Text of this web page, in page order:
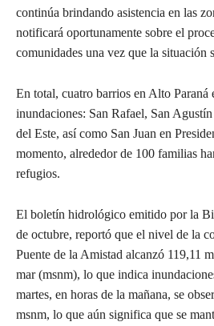
continúa brindando asistencia en las
notificará oportunamente sobre el
comunidades una vez que la situación
En total, cuatro barrios en Alto Paraná
inundaciones: San Rafael, San
del Este, así como San Juan en
momento, alrededor de 100 familias
refugios.
El boletín hidrológico emitido por la
de octubre, reportó que el nivel de la
Puente de la Amistad alcanzó 119,11
mar (msnm), lo que indica
martes, en horas de la mañana, se
msnm, lo que aún significa que se